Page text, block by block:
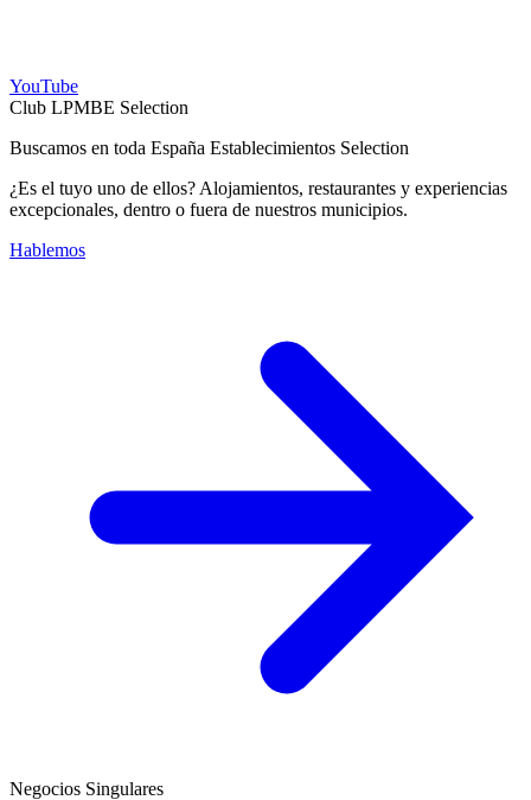
YouTube
Club LPMBE Selection
Buscamos en toda España Establecimientos Selection
¿Es el tuyo uno de ellos? Alojamientos, restaurantes y experiencias
excepcionales, dentro o fuera de nuestros municipios.
Hablemos
Negocios Singulares